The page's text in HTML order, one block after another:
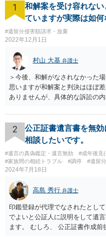
1
和解案を受け容れな
ていますが実際は如
#遺留分侵害額請求・放棄
2022年12月1日
村山 大基 弁護士
＞今後、和解がなされなかった
思いますが和解案と判決はほぼ
ありませんが、具体的な訴訟の
わかっている代理人弁護士に聞
ってみましょう。 その上で、
決は（ケースによって程度の差
す。 金額は適当ですが、例えば
になりそうな場合、 そのまま１
判決と変わらないなら払う側と
のまま判決で１００万円支払い
マシ」ということで、 合意の可
は、判決になったらどうなりそ
欠ですので、 初めに述べた通り
面談相談に行ってみることをお
2
公正証書遺言書を無
相談したいです。
#遺言の真偽鑑定・遺言無効 #成年後見
#家族間の相続トラブル
#調停 #遺留
2024年7月18日
高島 秀行 弁護士
印鑑登録が代理でなされたとし
でよいと公証人に説明をして遺
ます。 むしろ、 公正証書作成